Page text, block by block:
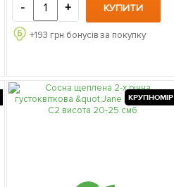
- + КУПИТИ
+193 грн бонусів за покупку
КРУПНОМІР